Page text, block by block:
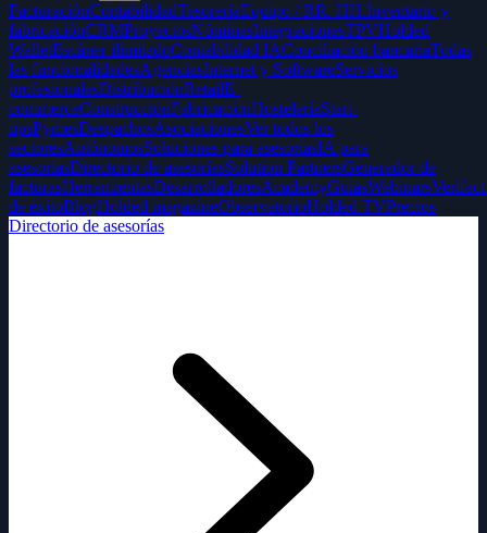
FacturaciónContabilidadTesoreríaEquipo / RR. HH.Inventario y
fabricaciónCRMProyectosNóminasIntegracionesTPVHolded
WalletEscáner ilimitadoContabilidad IAConciliación bancariaTodas
las funcionalidadesAgenciasInternet y SoftwareServicios
profesionalesDistribuciónRetailE-
commerceConstrucciónFabricaciónHosteleríaStart-
upsPymesDespachosAsociacionesVer todos los
sectoresAutónomosSoluciones para asesoríasIA para
asesoríasDirectorio de asesoríasSolution PartnersGenerador de
facturasHerramientasDesarrolladoresAcademyGuíasWebinars
de éxitoBlogHolded magazineObservatorioHolded TVPrecios
Directorio de asesorías